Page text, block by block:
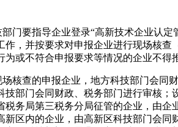
门要指导企业登录“高新技术企业认
作，并按要求对申报企业进行现场核查
为或不符合申报要求等情况的企业不得
场核查的申报企业，地方科技部门会同
技部门会同财政、税务部门进行审核
税务局第三税务分局征管的企业，由
新区内的企业，由高新区科技部门会